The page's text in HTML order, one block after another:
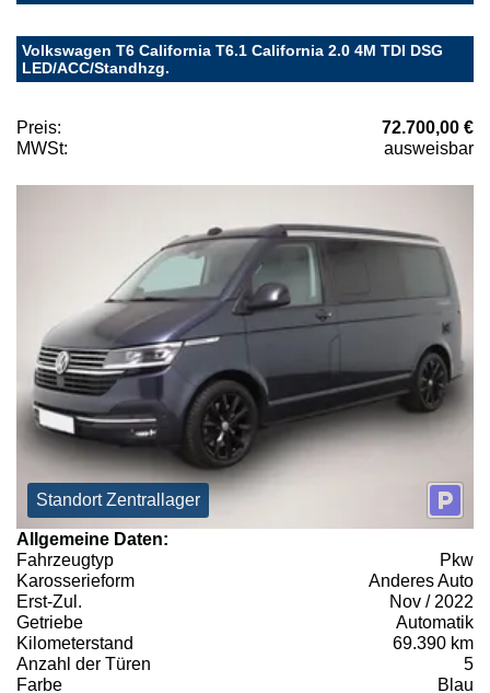
Volkswagen T6 California T6.1 California 2.0 4M TDI DSG
LED/ACC/Standhzg.
Preis:
72.700,00 €
MWSt:
ausweisbar
Standort Zentrallager
Allgemeine Daten:
Fahrzeugtyp
Pkw
Karosserieform
Anderes Auto
Erst-Zul.
Nov / 2022
Getriebe
Automatik
Kilometerstand
69.390 km
Anzahl der Türen
5
Farbe
Blau